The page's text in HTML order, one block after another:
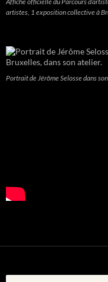
artistes, 1 exposition collective à
Portrait de Jérôme Selosse dans